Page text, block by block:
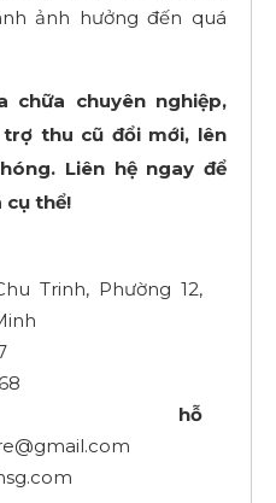
ảnh hưởng đến quá
chữa chuyên nghiệp,
thu cũ đổi mới, lên
Liên hệ ngay để
cụ thể!
Trinh, Phường 12,
hỗ